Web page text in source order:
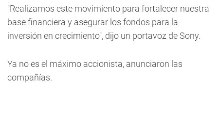
"Realizamos este movimiento para fortalecer nuestra
base financiera y asegurar los fondos para la
inversión en crecimiento", dijo un portavoz de Sony.
Ya no es el máximo accionista, anunciaron las
compañías.